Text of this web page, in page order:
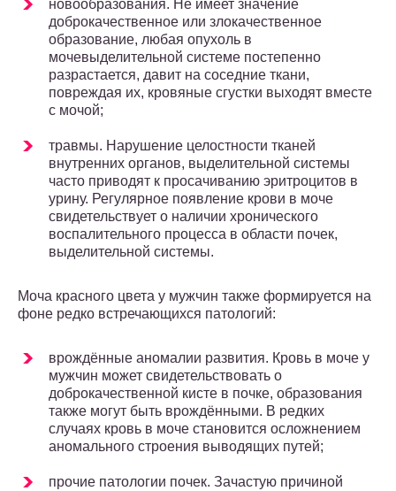
новообразования. Не имеет значение
доброкачественное или злокачественное
образование, любая опухоль в
мочевыделительной системе постепенно
разрастается, давит на соседние ткани,
повреждая их, кровяные сгустки выходят вместе
с мочой;
травмы. Нарушение целостности тканей
внутренних органов, выделительной системы
часто приводят к просачиванию эритроцитов в
урину. Регулярное появление крови в моче
свидетельствует о наличии хронического
воспалительного процесса в области почек,
выделительной системы.
Моча красного цвета у мужчин также формируется на
фоне редко встречающихся патологий:
врождённые аномалии развития. Кровь в моче у
мужчин может свидетельствовать о
доброкачественной кисте в почке, образования
также могут быть врождёнными. В редких
случаях кровь в моче становится осложнением
аномального строения выводящих путей;
прочие патологии почек. Зачастую причиной